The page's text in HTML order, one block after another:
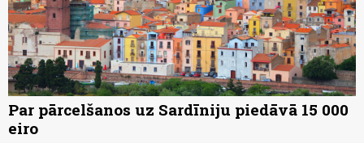
Par pārcelšanos uz Sardīniju piedāvā 15 000
eiro